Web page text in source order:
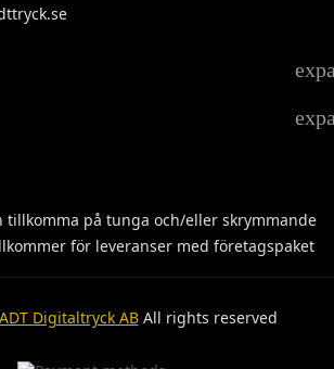
tillkomma på tunga och/eller skrymmande
för leveranser med företagspaket
ADT Digitaltryck ABAll rights reserved